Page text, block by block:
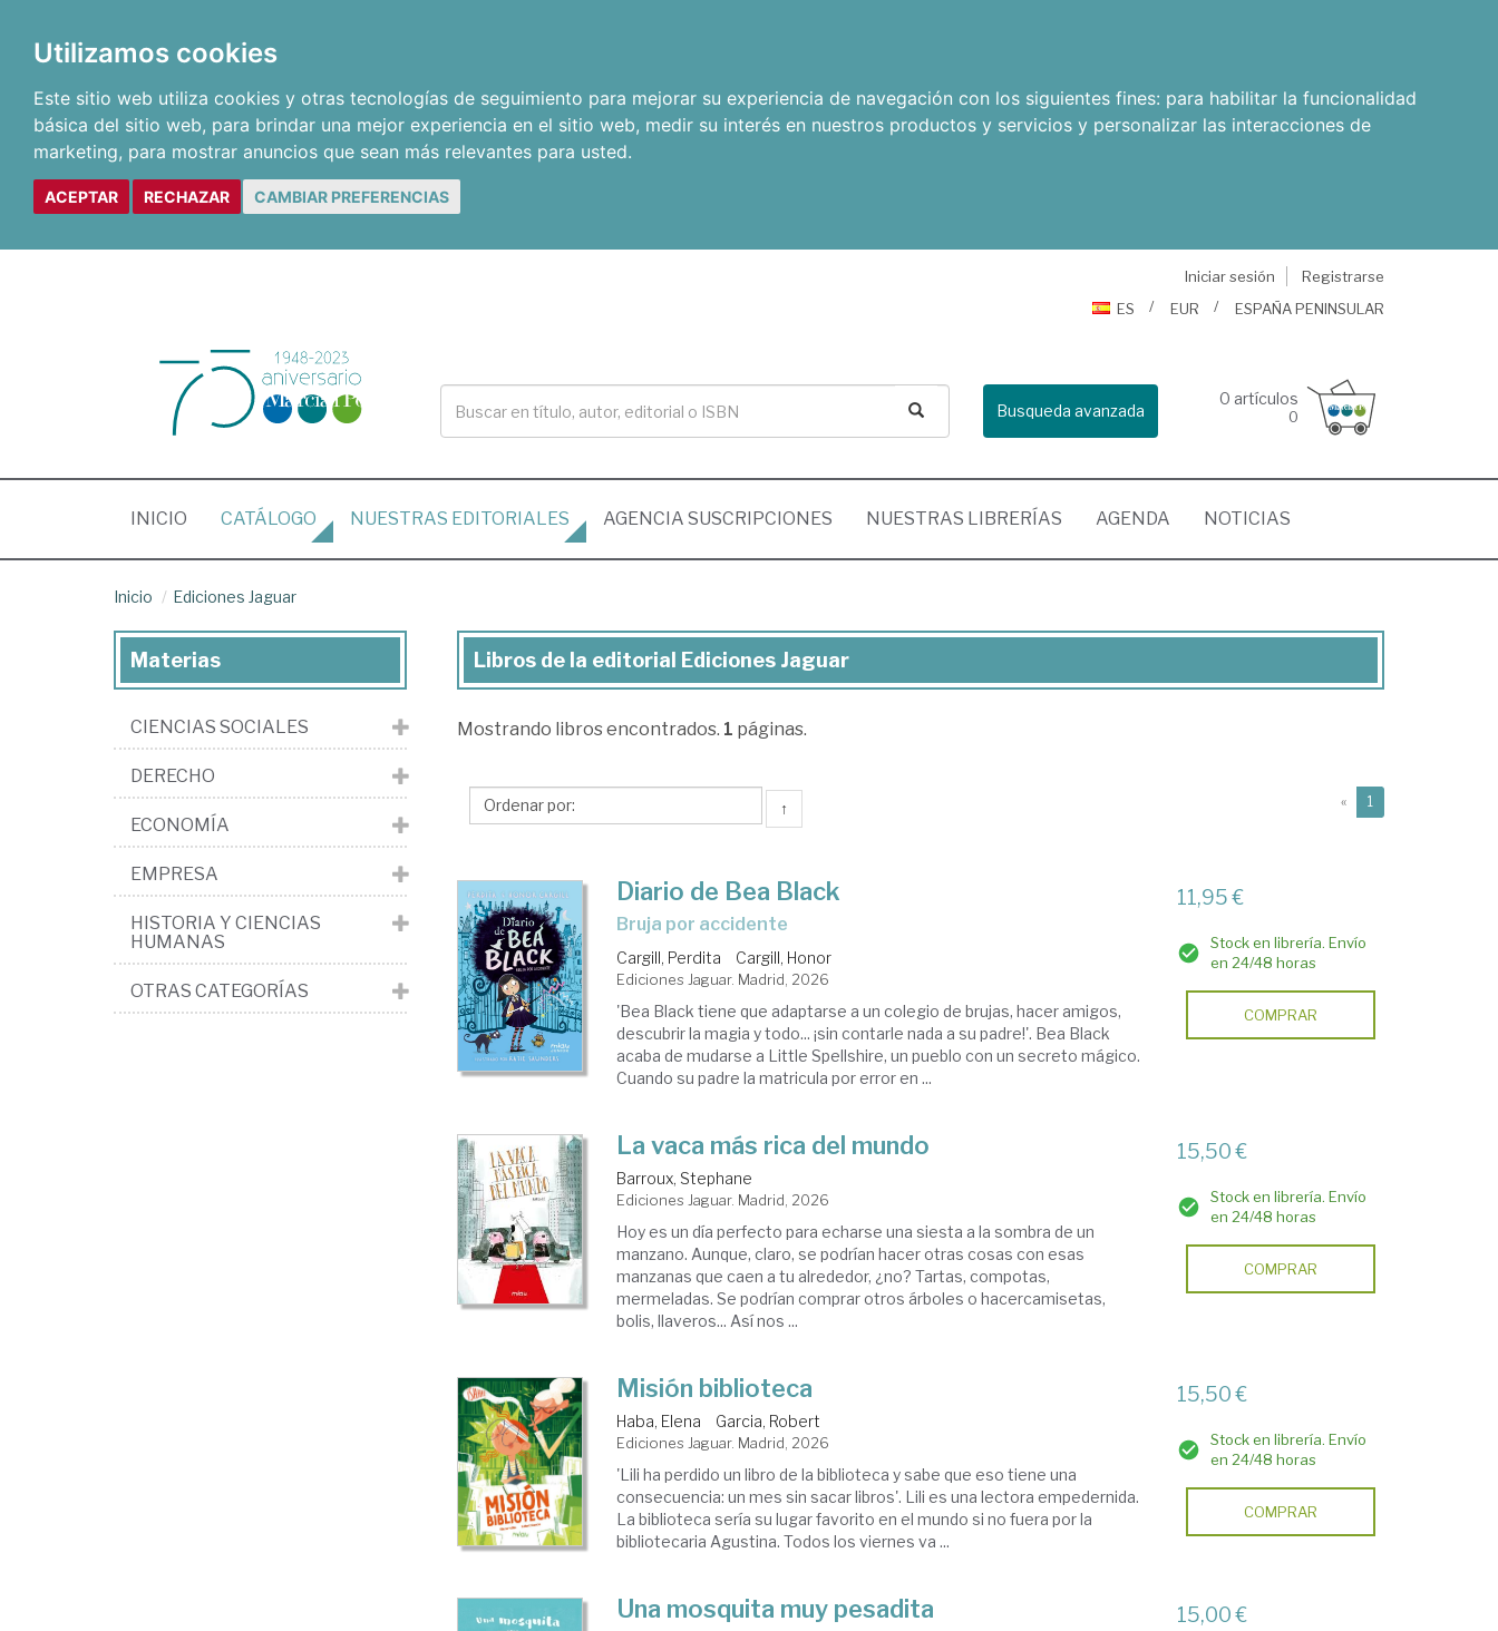
Utilizamos cookies
Este sitio web utiliza cookies y otras tecnologías de seguimiento para mejorar su experiencia de navegación con los siguientes fines: para habilitar la funcionalidad
básica del sitio web, para brindar una mejor experiencia en el sitio web, medir su interés en nuestros productos y servicios y personalizar las interacciones de
marketing, para mostrar anuncios que sean más relevantes para usted.
ACEPTAR RECHAZAR CAMBIAR PREFERENCIAS
Iniciar sesión
Registrarse
ES
EUR ESPAÑA PENINSULAR
Busqueda avanzada
0 artículos
0
INICIO (CURRENT)
CATÁLOGO NUESTRAS EDITORIALES AGENCIA SUSCRIPCIONES NUESTRAS LIBRERÍAS AGENDA NOTICIAS
Inicio Ediciones Jaguar
Libros
la
Ediciones
Libros de la editorial Ediciones Jaguar
Mostrando libros encontrados. 1 páginas.
↑ « 1
Diario de Bea Black
Bruja por accidente
Cargill, Perdita Cargill, Honor
Ediciones Jaguar. Madrid, 2026
'Bea Black tiene que adaptarse a un colegio de brujas, hacer amigos,
descubrir la magia y todo... ¡sin contarle nada a su padre!'. Bea Black
acaba de mudarse a Little Spellshire, un pueblo con un secreto mágico.
Cuando su padre la matricula por error en ...
11,95 €
Stock en librería. Envío
en 24/48 horas
COMPRAR
La vaca más rica del mundo
Barroux, Stephane
Ediciones Jaguar. Madrid, 2026
Hoy es un día perfecto para echarse una siesta a la sombra de un
manzano. Aunque, claro, se podrían hacer otras cosas con esas
manzanas que caen a tu alrededor, ¿no? Tartas, compotas,
mermeladas. Se podrían comprar otros árboles o hacercamisetas,
bolis, llaveros... Así nos ...
15,50 €
Stock en librería. Envío
en 24/48 horas
COMPRAR
Misión biblioteca
Haba, Elena Garcia, Robert
Ediciones Jaguar. Madrid, 2026
'Lili ha perdido un libro de la biblioteca y sabe que eso tiene una
consecuencia: un mes sin sacar libros'. Lili es una lectora empedernida.
La biblioteca sería su lugar favorito en el mundo si no fuera por la
bibliotecaria Agustina. Todos los viernes va ...
15,50 €
Stock en librería. Envío
en 24/48 horas
COMPRAR
Una mosquita muy pesadita 15,00 €
Materias
CIENCIAS SOCIALES
DERECHO
ECONOMÍA
EMPRESA
HISTORIA Y CIENCIAS
HUMANAS
OTRAS CATEGORÍAS